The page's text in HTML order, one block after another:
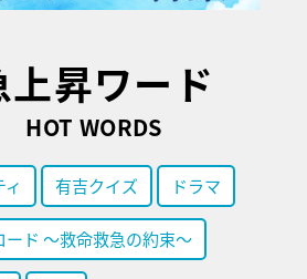
上昇ワード
HOT WORDS
有吉クイズ ドラマ
ード ～救命救急の約束～